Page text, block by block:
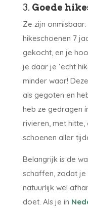
3. Goede
Ze zijn
hikeschoenen 7
gekocht, en je
je daar je ‘echt
minder waar!
als gegoten en
heb ze gedragen
rivieren, met
schoenen aller
Belangrijk is de
schaffen, zodat
natuurlijk wel
doet. Als je in